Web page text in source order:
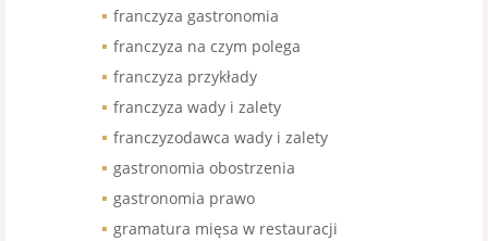
franczyza gastronomia
franczyza na czym polega
franczyza przykłady
franczyza wady i zalety
franczyzodawca wady i zalety
gastronomia obostrzenia
gastronomia prawo
gramatura mięsa w restauracji